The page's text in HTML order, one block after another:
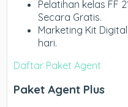
Pelatihan kelas FF
Secara Gratis.
Marketing Kit
hari.
Daftar Paket Agent
Paket Agent Plus